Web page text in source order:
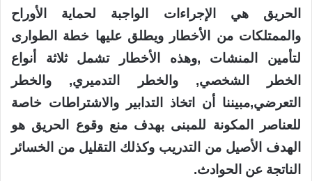
الحريق هي الإجراءات الواجبة لحماية الأوراح
والممتلكات من الأخطار ويطلق عليها خطة الطوارى
لتأمين المنشات ,وهذه الأخطار تشمل ثلاثة أنواع
الخطر الشخصي, والخطر التدميري, والخطر
التعرضي,مبيننا أن اتخاذ التدابير والاشتراطات خاصة
للعناصر المكونة للمبنى بهدف منع وقوع الحريق هو
الهدف الأصيل من التدريب وكذلك التقليل من الخسائر
الناتجة عن الحوادث.